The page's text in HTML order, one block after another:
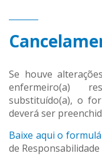
Se houve
enfermeiro(a)
substituído(a), o
deverá ser
Baixe aqui o
de Responsabilidade